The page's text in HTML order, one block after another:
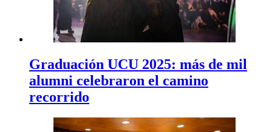
Graduación UCU 2025: más de mil
alumni celebraron el camino
recorrido